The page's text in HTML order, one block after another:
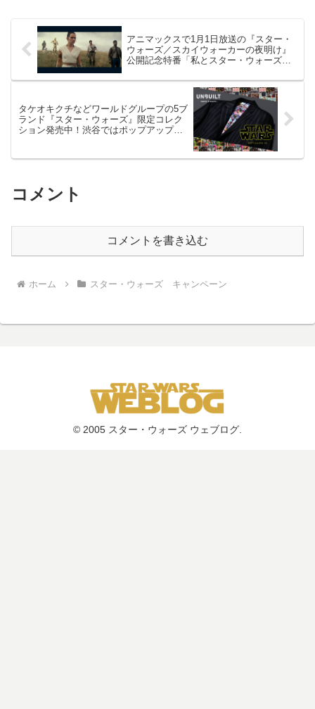
アニマックスで1月1日放送の『スター・
ウォーズ／スカイウォーカーの夜明け』
公開記念特番「私とスター・ウォーズ」
タケオキクチなどワールドグループの5ブ
ランド『スター・ウォーズ』限定コレク
ション発売中！渋谷ではポップアップス
コメント
コメントを書き込む
ホーム スター・ウォーズ キャンペーン
© 2005 スター・ウォーズ ウェブログ.